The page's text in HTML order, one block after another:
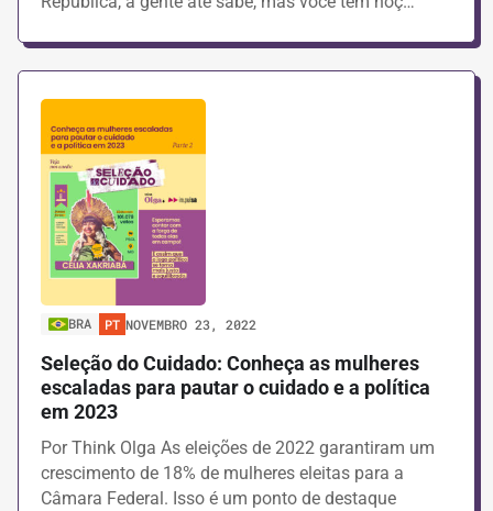
BRA PT NOVEMBRO 23, 2022
Seleção do Cuidado: Conheça as mulheres
escaladas para pautar o cuidado e a política
em 2023
Por Think Olga As eleições de 2022 garantiram um
crescimento de 18% de mulheres eleitas para a
Câmara Federal. Isso é um ponto de destaque